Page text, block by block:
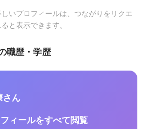
いプロフィールは、つながりをリクエ
と表示できます。
職歴・学歴
さん
ィールをすべて閲覧